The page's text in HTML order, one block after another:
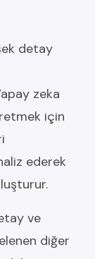
detay
zeka
için
ederek
ve
diğer